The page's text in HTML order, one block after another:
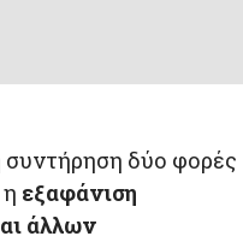
συντήρηση δύο φορές
εξαφάνιση
άλλων